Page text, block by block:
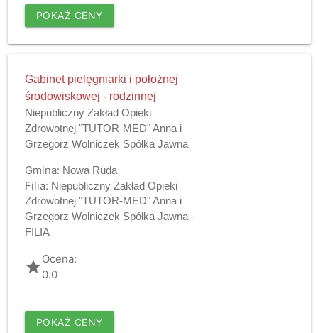
POKAŻ CENY
Gabinet pielęgniarki i położnej
środowiskowej - rodzinnej
Niepubliczny Zakład Opieki
Zdrowotnej "TUTOR-MED" Anna i
Grzegorz Wolniczek Spółka Jawna
Gmina: Nowa Ruda
Filia: Niepubliczny Zakład Opieki
Zdrowotnej "TUTOR-MED" Anna i
Grzegorz Wolniczek Spółka Jawna -
FILIA
gradeOcena:
0.0
POKAŻ CENY